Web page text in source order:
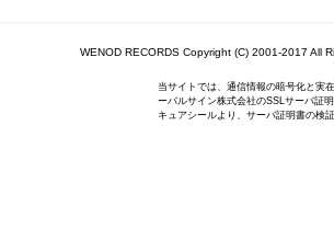
WENOD RECORDS Copyright (C) 2001-2017 All
当サイトでは、通信情報の暗号化と実
ーバルサイン株式会社のSSLサーバ証
キュアシールより、サーバ証明書の検